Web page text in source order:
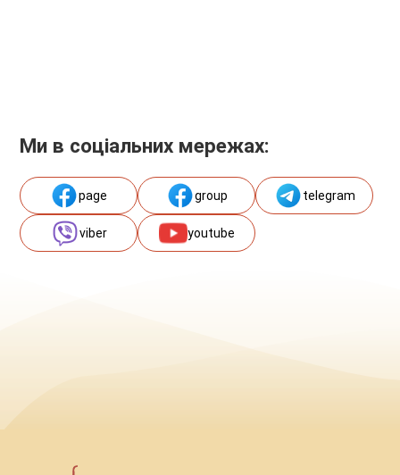
Ми в соціальних мережах:
page group telegram
viber youtube